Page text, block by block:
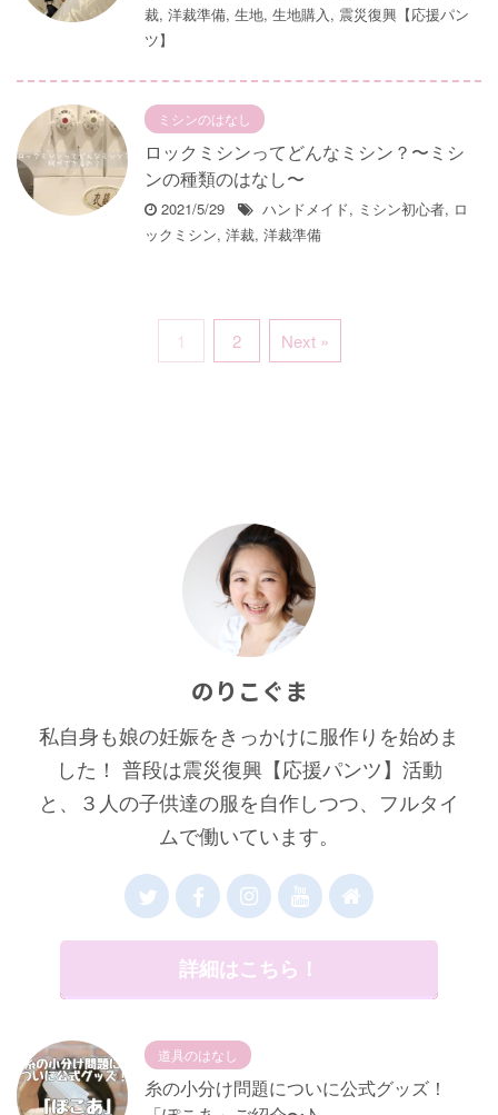
裁, 洋裁準備, 生地, 生地購入, 震災復興【応援パン
ツ】
ミシンのはなし
ロックミシンってどんなミシン？〜ミシ
ンの種類のはなし〜
2021/5/29 ハンドメイド, ミシン初心者, ロ
ックミシン, 洋裁, 洋裁準備
1 2 Next »
のりこぐま
私自身も娘の妊娠をきっかけに服作りを始めま
した！ 普段は震災復興【応援パンツ】活動
と、３人の子供達の服を自作しつつ、フルタイ
ムで働いています。
詳細はこちら！
道具のはなし
糸の小分け問題についに公式グッズ！